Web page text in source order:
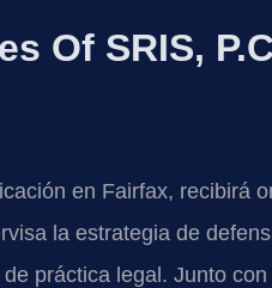
Of SRIS,
en Fairfax, recibirá
la estrategia de
práctica legal. Junto